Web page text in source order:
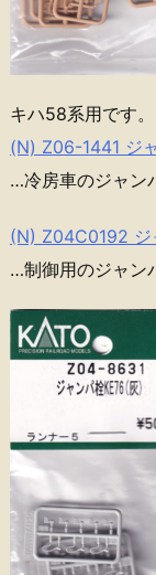
キハ58系用です。
(N) Z06-1441 ジ
…冷房車のジャン
(N) Z04C0192 ジ
…制御用のジャン